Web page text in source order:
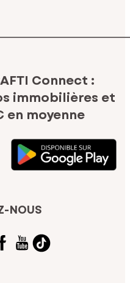
Connect :
immobilières et
en moyenne
NOUS